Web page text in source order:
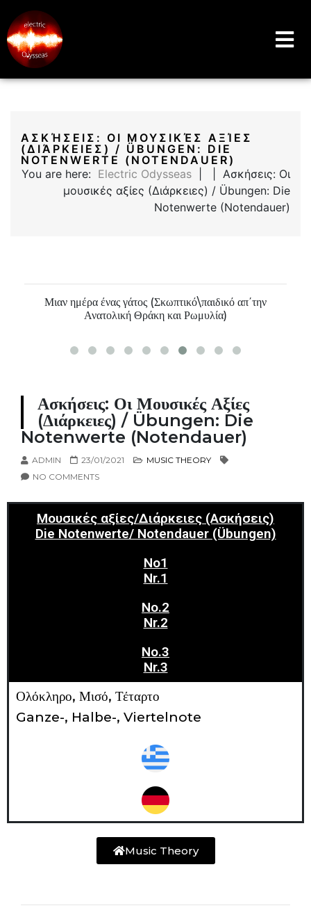
Electric Odysseas
Music Education Blog And Website
ΑΣΚΉΣΕΙΣ: ΟΙ ΜΟΥΣΙΚΈΣ ΑΞΊΕΣ
(ΔΙΆΡΚΕΙΕΣ) / ÜBUNGEN: DIE
NOTENWERTE (NOTENDAUER)​
You are here: Electric Odysseas | | Ασκήσεις: Οι
μουσικές αξίες (Διάρκειες) / Übungen: Die
Notenwerte (Notendauer)​
Μιαν ημέρα ένας γάτος (Σκωπτικό\παιδικό απ΄την
Ανατολική Θράκη και Ρωμυλία)
Ασκήσεις: Οι Μουσικές Αξίες
(Διάρκειες) / Übungen: Die
Notenwerte (Notendauer)​
ADMIN 23/01/2021
MUSIC THEORY
NO COMMENTS
Μουσικές αξίες/Διάρκειες (Ασκήσεις)
Die Notenwerte/ Notendauer (Übungen)
Nο1
Nr.1
Nο.2
Nr.2
Nο.3
Nr.3
Ολόκληρο, Μισό, Τέταρτο
Ganze-, Halbe-, Viertelnote
Music Theory